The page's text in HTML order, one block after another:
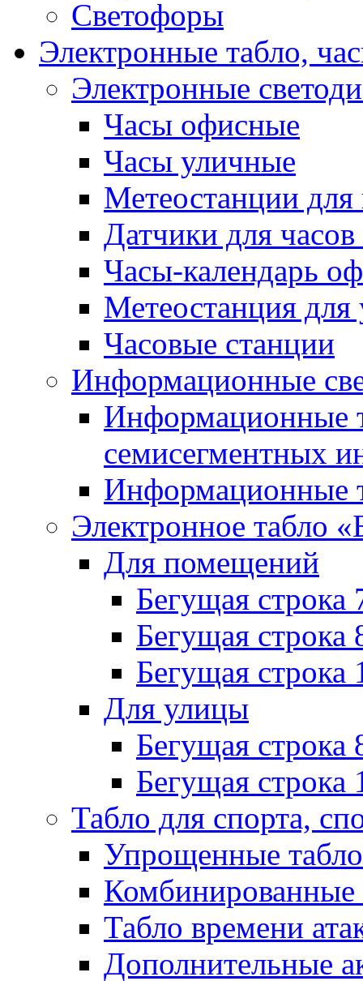
Светофоры
Электронные табло,
Электронные
Часы офисные
Часы уличные
Метеостанции
Датчики для
Часы-календарь
Метеостанция
Часовые станции
Информационные
Информационные
семисегментных
Информационные
Электронное табло
Для помещений
Бегущая строка
Бегущая строка
Бегущая строка
Для улицы
Бегущая строка
Бегущая строка
Табло для спорта,
Упрощенные табло
Комбинированные
Табло времени
Дополнительные